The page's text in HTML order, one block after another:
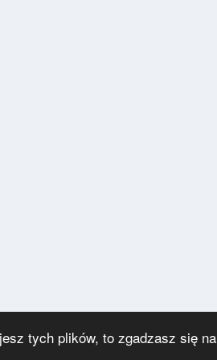
tych plików, to zgadzasz się na